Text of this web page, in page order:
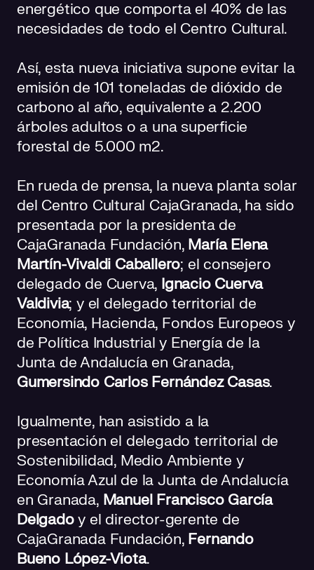
energético que comporta el 40% de las
necesidades de todo el Centro Cultural.
Así, esta nueva iniciativa supone evitar la
emisión de 101 toneladas de dióxido de
carbono al año, equivalente a 2.200
árboles adultos o a una superficie
forestal de 5.000 m2.
En rueda de prensa, la nueva planta solar
del Centro Cultural CajaGranada, ha sido
presentada por la presidenta de
CajaGranada Fundación, María Elena
Martín-Vivaldi Caballero; el consejero
delegado de Cuerva, Ignacio Cuerva
Valdivia; y el delegado territorial de
Economía, Hacienda, Fondos Europeos y
de Política Industrial y Energía de la
Junta de Andalucía en Granada,
Gumersindo Carlos Fernández Casas.
Igualmente, han asistido a la
presentación el delegado territorial de
Sostenibilidad, Medio Ambiente y
Economía Azul de la Junta de Andalucía
en Granada, Manuel Francisco García
Delgadoy el director-gerente de
CajaGranada Fundación, Fernando
Bueno López-Viota.